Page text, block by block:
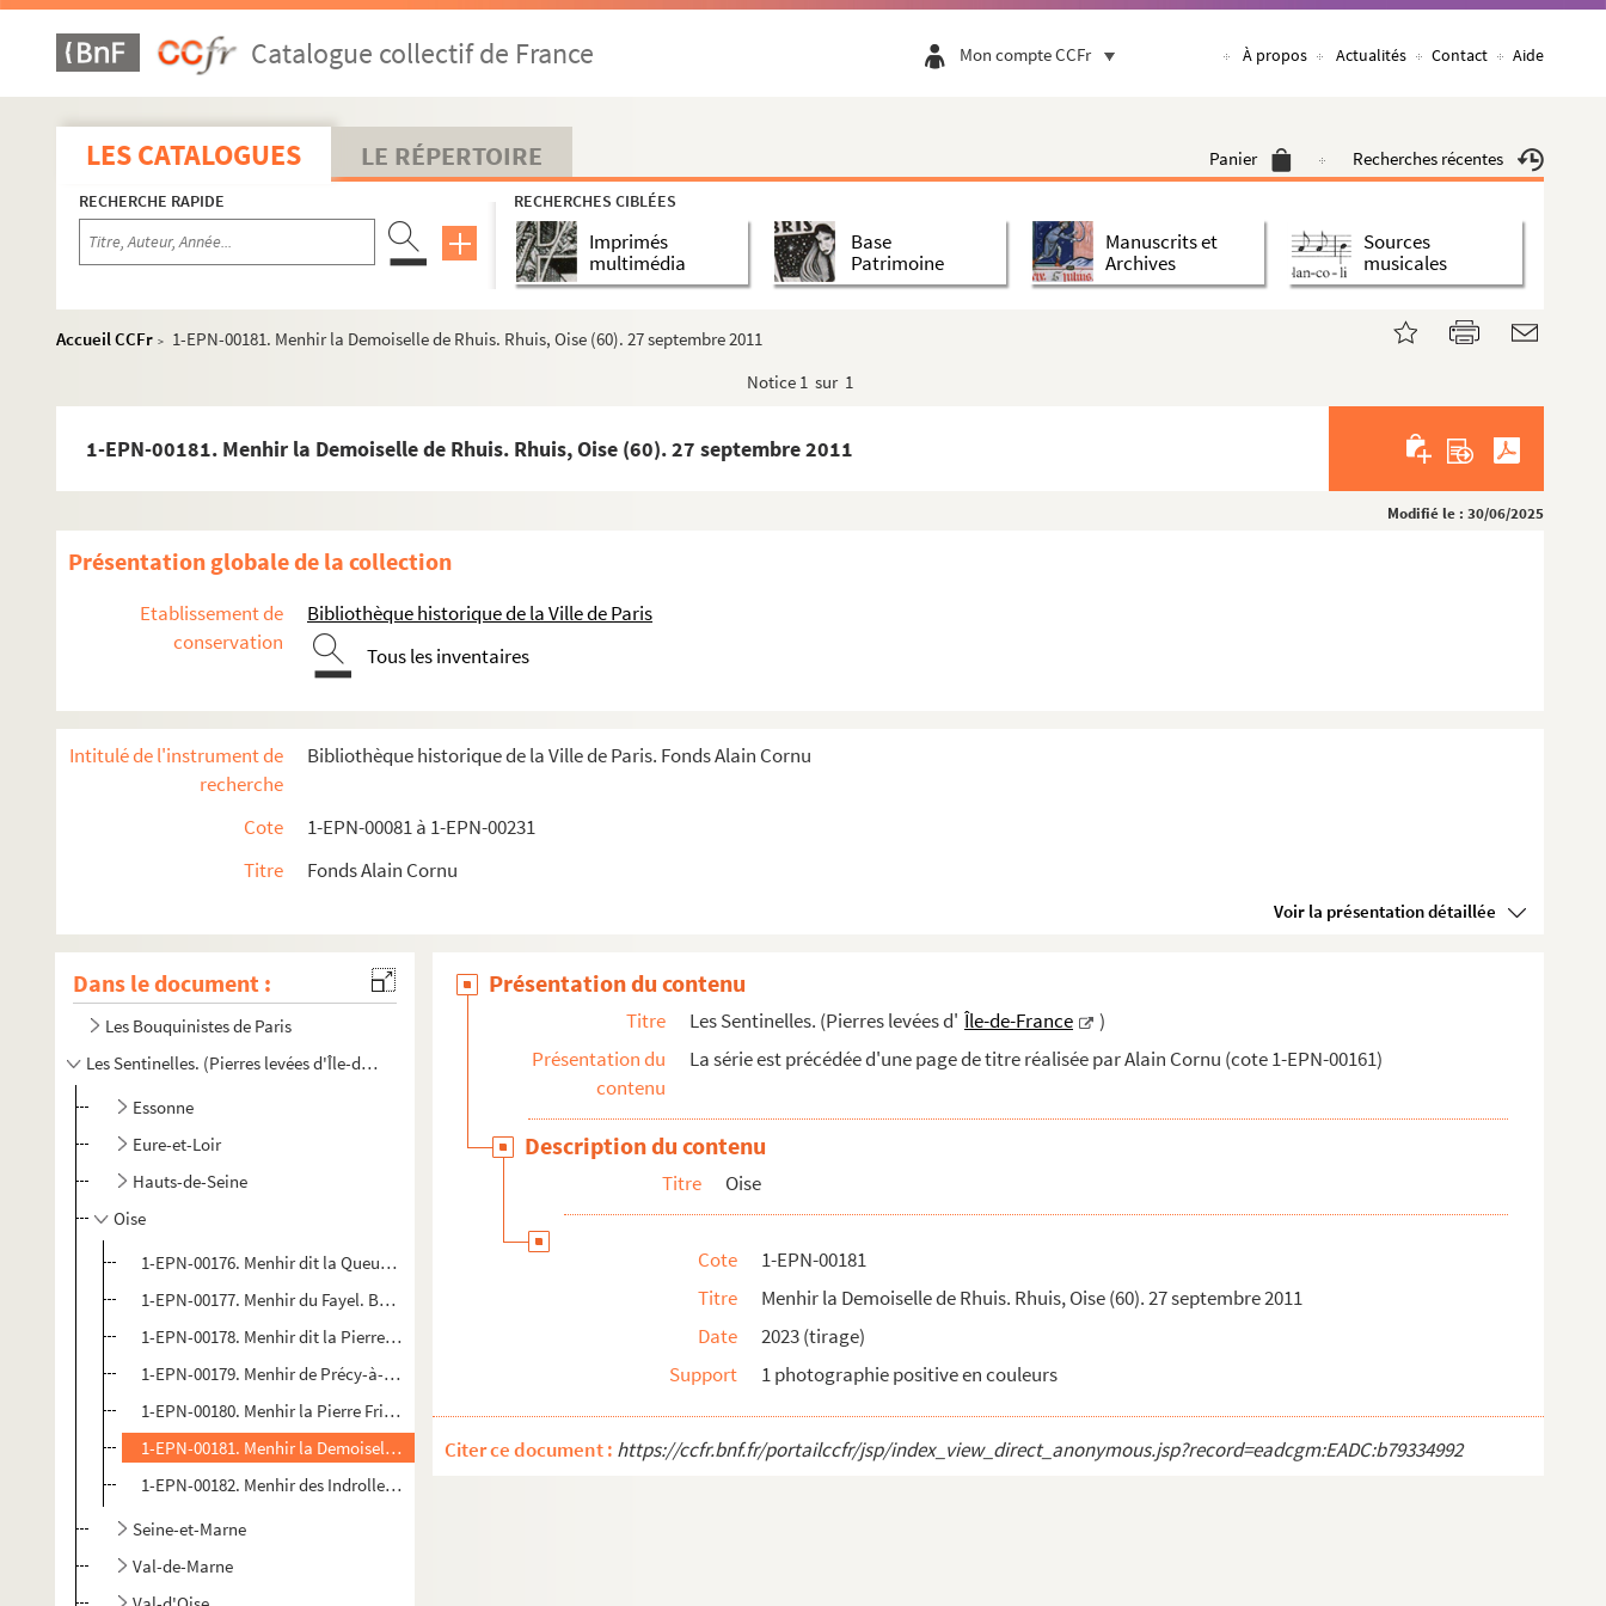
Catalogue collectif de France Mon compte CCFr À propos Actualités Contact Aide
LES CATALOGUES LE RÉPERTOIRE Panier Recherches récentes
RECHERCHE RAPIDE RECHERCHES CIBLÉES
Imprimés
multimédia
Base
Patrimoine
Manuscrits et
Archives
Sources
musicales
Accueil CCFr >
1-EPN-00181. Menhir la Demoiselle de Rhuis. Rhuis, Oise (60). 27 septembre 2011
Notice 1 sur 1
1-EPN-00181. Menhir la Demoiselle de Rhuis. Rhuis, Oise (60). 27 septembre 2011
Modifié le : 30/06/2025
Présentation globale de la collection
Etablissement de
conservation
Bibliothèque historique de la Ville de Paris
Tous les inventaires
Intitulé de l'instrument de
recherche
Bibliothèque historique de la Ville de Paris. Fonds Alain Cornu
Cote
1-EPN-00081 à 1-EPN-00231
Titre
Fonds Alain Cornu
Voir la présentation détaillée
Dans le document :
Les Bouquinistes de Paris
Les Sentinelles. (Pierres levées d'Île-de-France)
Essonne
Eure-et-Loir
Hauts-de-Seine
Oise
1-EPN-00176. Menhir dit la Queue de Gargantua. Borest, Oise (60). 25 octobre 2011
1-EPN-00177. Menhir du Fayel. Boubiers, Oise (60). 12 octobre 2011
1-EPN-00178. Menhir dit la Pierre Fritte. Lavilletertre, Oise (60).17 octobre 2011
1-EPN-00179. Menhir de Précy-à-Mont. Marolles, Oise (60). 25 octobre 2011
1-EPN-00180. Menhir la Pierre Frite. Neuville-Bosc, Oise (60). 12 octobre 2011
1-EPN-00181. Menhir la Demoiselle de Rhuis. Rhuis, Oise (60). 27 septembre 2011
1-EPN-00182. Menhir des Indrolles. Senlis, Oise (60). 25 septembre 2011
Seine-et-Marne
Val-de-Marne
Présentation du contenu
Titre Les Sentinelles. (Pierres levées d' Île-de-France
)
Présentation du
contenu
La série est précédée d'une page de titre réalisée par Alain Cornu (cote 1-EPN-00161)
Description du contenu
Titre Oise
Cote
1-EPN-00181
Titre
Menhir la Demoiselle de Rhuis. Rhuis, Oise (60). 27 septembre 2011
Date
2023 (tirage)
Support
1 photographie positive en couleurs
Citer ce document : https://ccfr.bnf.fr/portailccfr/jsp/index_view_direct_anonymous.jsp?record=eadcgm:EADC:b79334992